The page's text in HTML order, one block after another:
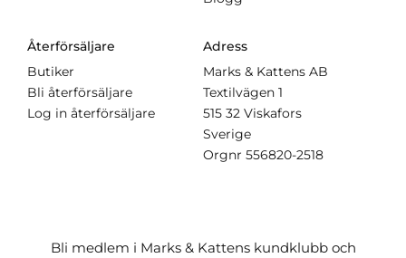
Återförsäljare
Butiker
Bli återförsäljare
Log in återförsäljare
Adress
Marks & Kattens AB
Textilvägen 1
515 32 Viskafors
Sverige
Orgnr 556820-2518
Bli medlem i Marks & Kattens kundklubb och